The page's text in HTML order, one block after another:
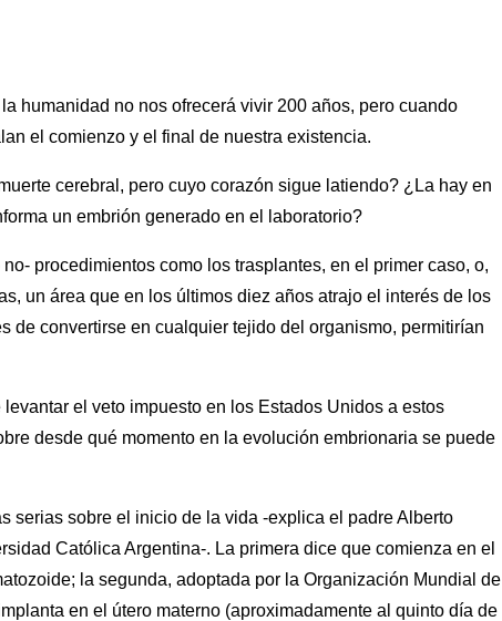
humanidad no nos ofrecerá vivir 200 años, pero cuando
el comienzo y el final de nuestra existencia.
cerebral, pero cuyo corazón sigue latiendo? ¿La hay en
un embrión generado en el laboratorio?
procedimientos como los trasplantes, en el primer caso, o,
un área que en los últimos diez años atrajo el interés de los
de convertirse en cualquier tejido del organismo, permitirían
el veto impuesto en los Estados Unidos a estos
desde qué momento en la evolución embrionaria se puede
serias sobre el inicio de la vida -explica el padre Alberto
Católica Argentina-. La primera dice que comienza en el
la segunda, adoptada por la Organización Mundial de
en el útero materno (aproximadamente al quinto día de